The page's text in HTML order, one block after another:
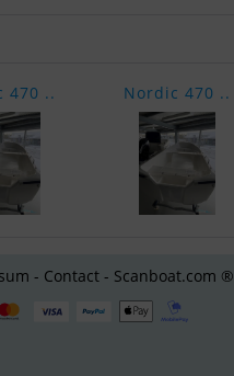
470 .. Nordic 470 ..
- Contact - Scanboat.com ®